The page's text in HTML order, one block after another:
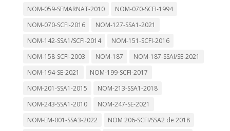
NOM-059-SEMARNAT-2010
NOM-070-SCFI-1994
NOM-070-SCFI-2016
NOM-127-SSA1-2021
NOM-142-SSA1/SCFI-2014
NOM-151-SCFI-2016
NOM-158-SCFI-2003
NOM-187
NOM-187-SSAI/SE-2021
NOM-194-SE-2021
NOM-199-SCFI-2017
NOM-201-SSA1-2015
NOM-213-SSA1-2018
NOM-243-SSA1-2010
NOM-247-SE-2021
NOM-EM-001-SSA3-2022
NOM 206-SCFI/SSA2 de 2018